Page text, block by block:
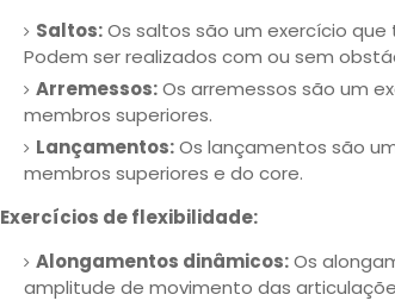
Saltos:Os saltos são um exercício
Podem ser realizados com ou sem
Arremessos:Os arremessos são um
membros superiores.
Lançamentos:Os lançamentos são
membros superiores e do core.
Exercícios de flexibilidade:
Alongamentos dinâmicos:Os
amplitude de movimento das